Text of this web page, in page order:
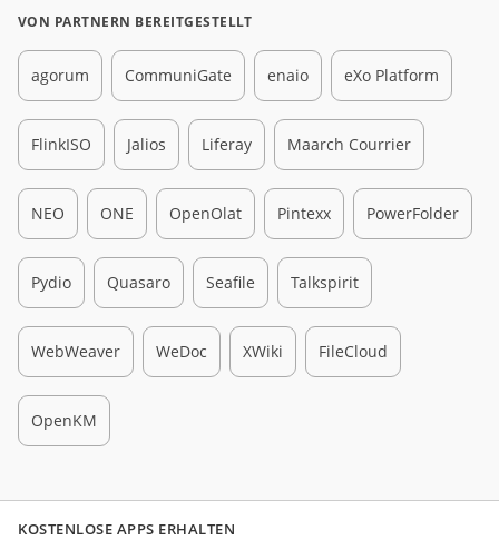
VON PARTNERN BEREITGESTELLT
agorum CommuniGate enaio eXo Platform
FlinkISO Jalios Liferay Maarch Courrier
NEO ONE OpenOlat Pintexx PowerFolder
Pydio Quasaro Seafile Talkspirit
WebWeaver WeDoc XWiki FileCloud
OpenKM
KOSTENLOSE APPS ERHALTEN